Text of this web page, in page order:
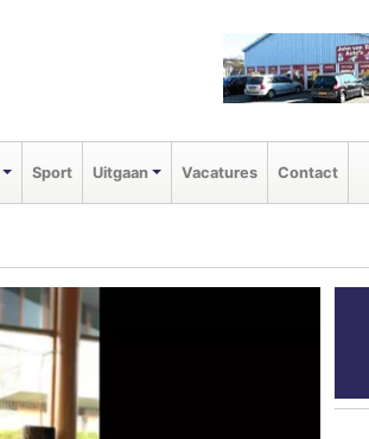
Sport Uitgaan Vacatures Contact